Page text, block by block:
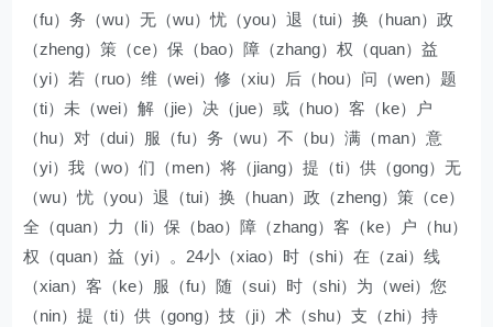
（fu）务（wu）无（wu）忧（you）退（tui）换（huan）政
（zheng）策（ce）保（bao）障（zhang）权（quan）益
（yi）若（ruo）维（wei）修（xiu）后（hou）问（wen）题
（ti）未（wei）解（jie）决（jue）或（huo）客（ke）户
（hu）对（dui）服（fu）务（wu）不（bu）满（man）意
（yi）我（wo）们（men）将（jiang）提（ti）供（gong）无
（wu）忧（you）退（tui）换（huan）政（zheng）策（ce）
全（quan）力（li）保（bao）障（zhang）客（ke）户（hu）
权（quan）益（yi）。24小（xiao）时（shi）在（zai）线
（xian）客（ke）服（fu）随（sui）时（shi）为（wei）您
（nin）提（ti）供（gong）技（ji）术（shu）支（zhi）持